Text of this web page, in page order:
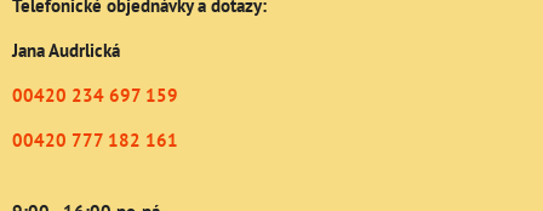
Telefonické objednávky a dotazy:
Jana Audrlická
00420 234 697 159
00420 777 182 161